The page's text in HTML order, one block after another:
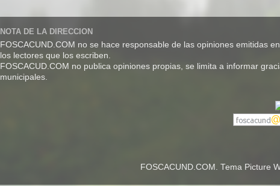
NOTA DE LA DIRECCION
FOSCACUND.COM no se hace responsable de las opiniones emitidas
los lectores que los escriben.
FOSCACUD.COM no publica opiniones propias, se limita a informar
municipales.
FOSCACUND.COM. Tema Picture